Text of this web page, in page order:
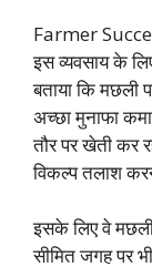
Farmer
इस व्यवसाय के
बताया कि
अच्छा मुनाफा
तौर पर खेती
विकल्प तलाश
इसके लिए वे
सीमित जगह पर